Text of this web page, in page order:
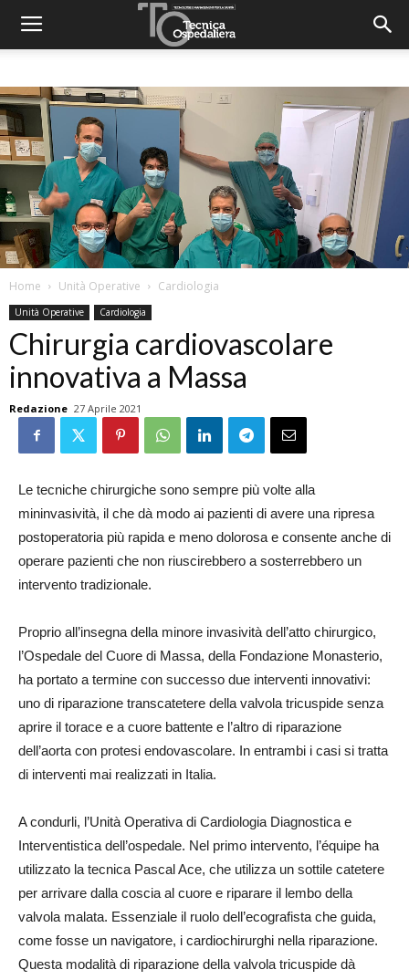
Home Unità Operative Cardiologia
Unità Operative Cardiologia
Chirurgia cardiovascolare
innovativa a Massa
Redazione 27 Aprile 2021
Le tecniche chirurgiche sono sempre più volte alla
mininvasività, il che dà modo ai pazienti di avere una ripresa
postoperatoria più rapida e meno dolorosa e consente anche di
operare pazienti che non riuscirebbero a sosterrebbero un
intervento tradizionale.
Proprio all’insegna della minore invasività dell’atto chirurgico,
l’Ospedale del Cuore di Massa, della Fondazione Monasterio,
ha portato a termine con successo due interventi innovativi:
uno di riparazione transcatetere della valvola tricuspide senza
aprire il torace e a cuore battente e l’altro di riparazione
dell’aorta con protesi endovascolare. In entrambi i casi si tratta
di interventi mai realizzati in Italia.
A condurli, l’Unità Operativa di Cardiologia Diagnostica e
Interventistica dell’ospedale. Nel primo intervento, l’équipe ha
utilizzato la tecnica Pascal Ace, che utilizza un sottile catetere
per arrivare dalla coscia al cuore e riparare il lembo della
valvola malata. Essenziale il ruolo dell’ecografista che guida,
come fosse un navigatore, i cardiochirurghi nella riparazione.
Questa modalità di riparazione della valvola tricuspide dà